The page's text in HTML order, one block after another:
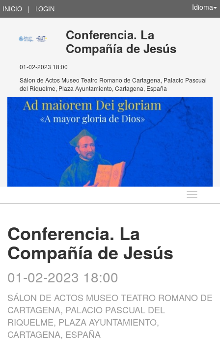
INICIO | LOGIN Idioma
Conferencia. La
Compañía de Jesús
01-02-2023 18:00
Sálon de Actos Museo Teatro Romano de Cartagena, Palacio Pascual
del Riquelme, Plaza Ayuntamiento, Cartagena, España
Idioma
Conferencia. La
Compañía de Jesús
01-02-2023 18:00
SÁLON DE ACTOS MUSEO TEATRO ROMANO DE
CARTAGENA, PALACIO PASCUAL DEL
RIQUELME, PLAZA AYUNTAMIENTO,
CARTAGENA, ESPAÑA